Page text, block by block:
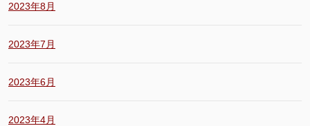
2023年8月
2023年7月
2023年6月
2023年4月